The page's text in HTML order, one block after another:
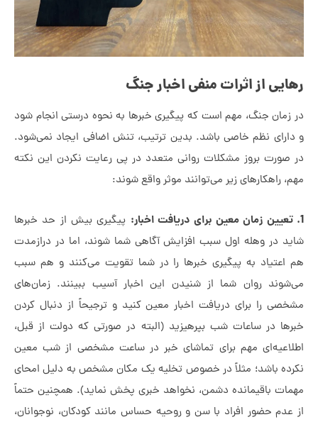
از اثرات منفی اخبار جنگ
زمان جنگ، مهم است که پیگیری خبرها به نحوه درستی انجام شود
نظم خاصی باشد. بدین ترتیب، تنش اضافی ایجاد نمی‌شود.
صورت بروز مشکلات روانی متعدد در پی رعایت نکردن این نکته
راهکارهای زیر می‌توانند موثر واقع شوند:
پیگیری بیش از حد خبرها
در وهله اول سبب افزایش آگاهی شما شوند، اما در درازمدت
اعتیاد به پیگیری خبرها را در شما تقویت می‌کنند و هم سبب
روان شما از شنیدن این اخبار آسیب ببینند. زمان‌های
را برای دریافت اخبار معین کنید و ترجیحاً از دنبال کردن
در ساعات شب بپرهیزید (البته در صورتی که دولت از قبل،
مهم برای تماشای خبر در ساعت مشخصی از شب معین
باشد؛ مثلاً در خصوص تخلیه یک مکان مشخص به دلیل امحای
باقیمانده دشمن، نخواهد خبری پخش نماید). همچنین حتماً
عدم حضور افراد با سن و روحیه حساس مانند کودکان، نوجوانان،